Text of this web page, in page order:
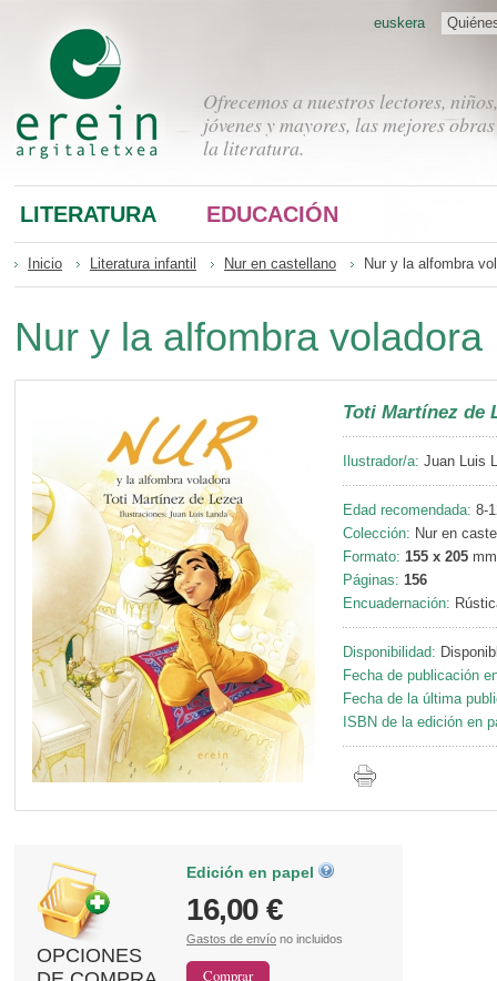
Ofrecemos a nuestros lectores, niños,
jóvenes y mayores, las mejores
la literatura.
euskera
LITERATURA EDUCACIÓN
Inicio Literatura infantil Nur en castellano Nur y la alfombra
Nur y la alfombra voladora
Toti Martínez de
Ilustrador/a: Juan Luis
Edad recomendada: 8-
Colección: Nur en
Formato: 155 x 205 mm
Páginas: 156
Encuadernación:
Disponibilidad:
Fecha de publicación
Fecha de la última
ISBN de la edición en
OPCIONES
Edición en papel
16,00 €
Gastos de envío no incluidos